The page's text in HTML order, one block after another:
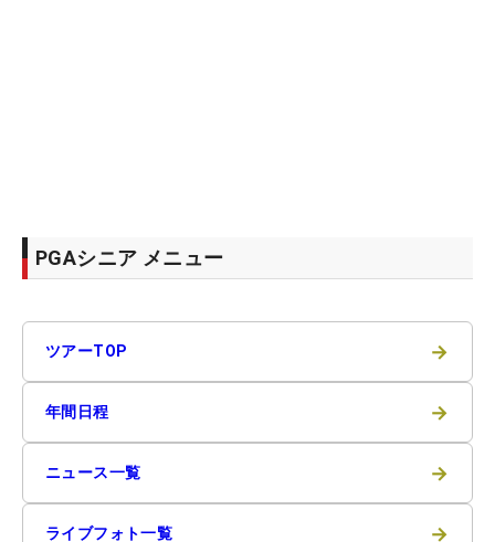
PGAシニア メニュー
ツアーTOP →
年間日程 →
ニュース一覧 →
ライブフォト一覧 →